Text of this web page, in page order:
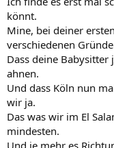
könnt.
Mine, bei deiner
verschiedenen
Dass deine
ahnen.
Und dass Köln nun
wir ja.
Das was wir im El
mindesten.
Und je mehr es